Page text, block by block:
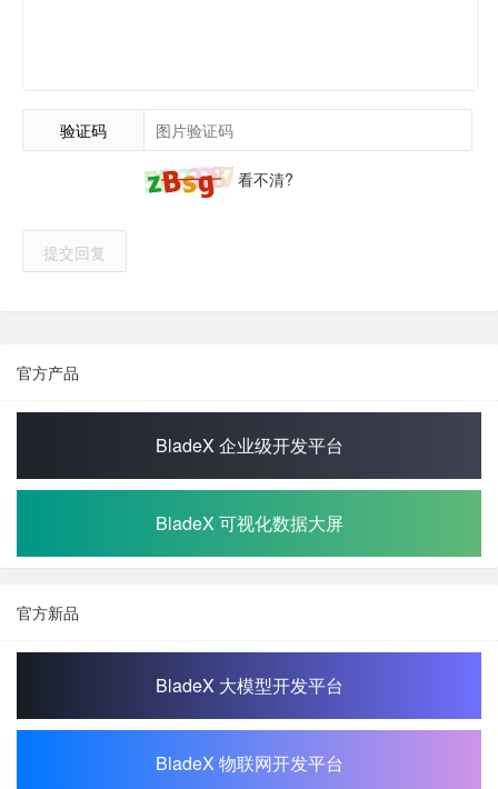
验证码
看不清?
提交回复
官方产品
BladeX 企业级开发平台
BladeX 可视化数据大屏
官方新品
BladeX 大模型开发平台
BladeX 物联网开发平台